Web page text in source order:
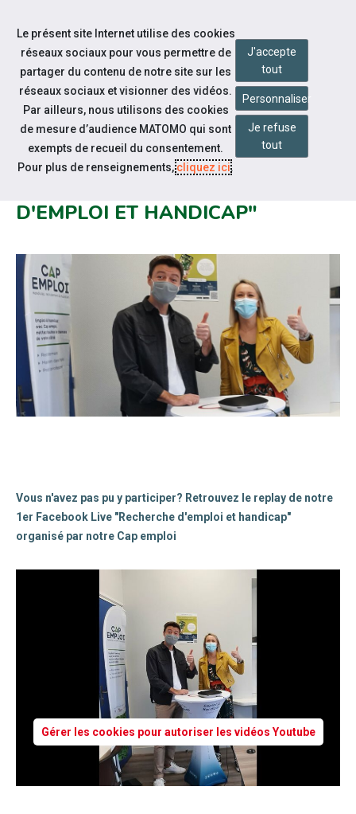
Aller au contenu
Notre actualité
WEBINAIRE ET REPLAY DE
D'EMPLOI ET HANDICAP"
Vous n'avez pas pu y participer? Retrouvez le replay de notre
1er Facebook Live "Recherche d'emploi et handicap"
organisé par notre Cap emploi
Gérer les cookies pour autoriser les vidéos Youtube
Le présent site Internet utilise des cookies
réseaux sociaux pour vous permettre de
partager du contenu de notre site sur les
réseaux sociaux et visionner des vidéos.
Par ailleurs, nous utilisons des cookies
de mesure d’audience MATOMO qui sont
exempts de recueil du consentement.
Pour plus de renseignements,cliquez ici.
J'accepte
tout
Personnaliser
Je refuse
tout